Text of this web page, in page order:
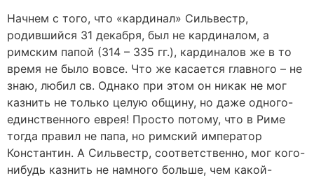
Начнем с того, что «кардинал» Сильвестр,
родившийся 31 декабря, был не кардиналом, а
римским папой (314 – 335 гг.), кардиналов же в то
время не было вовсе. Что же касается главного – не
знаю, любил св. Однако при этом он никак не мог
казнить не только целую общину, но даже одного-
единственного еврея! Просто потому, что в Риме
тогда правил не папа, но римский император
Константин. А Сильвестр, соответственно, мог кого-
нибудь казнить не намного больше, чем какой-